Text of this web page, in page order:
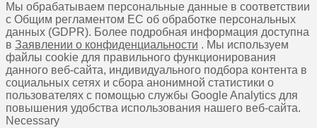
Мы обрабатываем персональные данные в соответствии
с Общим регламентом ЕС об обработке персональных
данных (GDPR). Более подробная информация доступна
в Заявлении о конфиденциальности . Мы используем
файлы cookie для правильного функционирования
данного веб-сайта, индивидуального подбора контента в
социальных сетях и сбора анонимной статистики о
пользователях с помощью службы Google Analytics для
повышения удобства использования нашего веб-сайта.
Necessary